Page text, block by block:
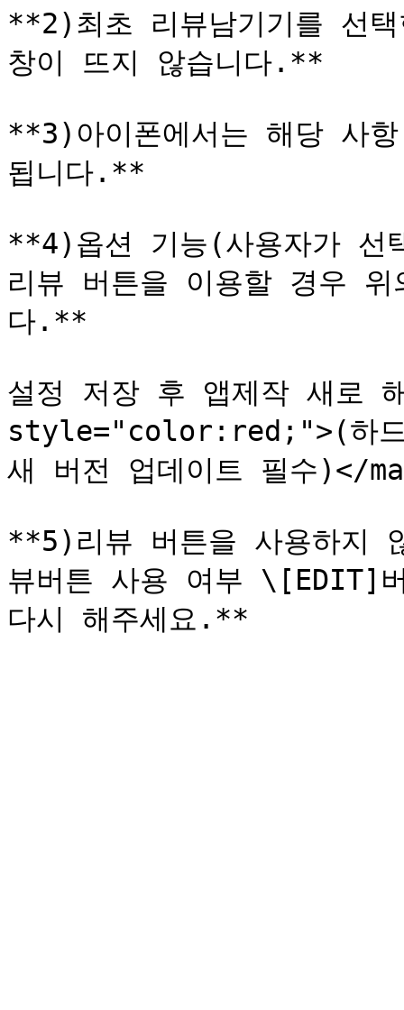
**2)최초 리뷰남기기를 선
창이 뜨지 않습니다.**
**3)아이폰에서는 해당 사
됩니다.**
**4)옵션 기능(사용자가 선
리뷰 버튼을 이용할 경우
다.**
설정 저장 후 앱제작 새로
style="color:red;">(하드
새 버전 업데이트 필수)</
**5)리뷰 버튼을 사용하지
뷰버튼 사용 여부 \[EDIT]